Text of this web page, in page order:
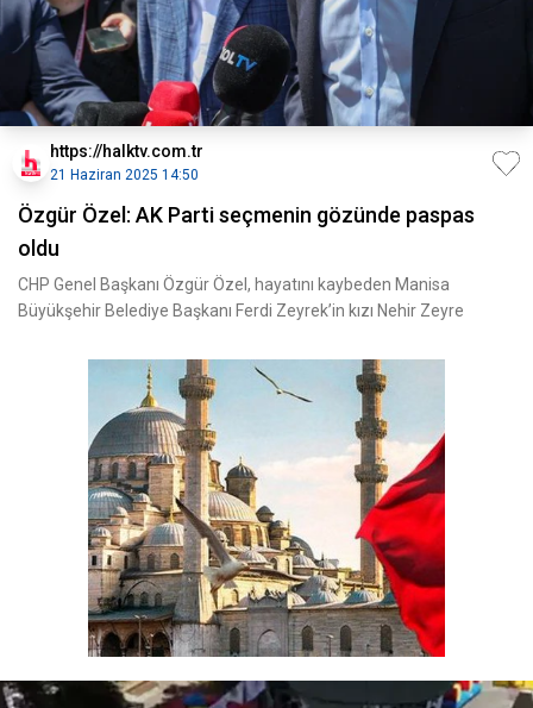
https://halktv.com.tr
21 Haziran 2025 14:50
Özgür Özel: AK Parti seçmenin gözünde paspas
oldu
CHP Genel Başkanı Özgür Özel, hayatını kaybeden Manisa
Büyükşehir Belediye Başkanı Ferdi Zeyrek’in kızı Nehir Zeyre